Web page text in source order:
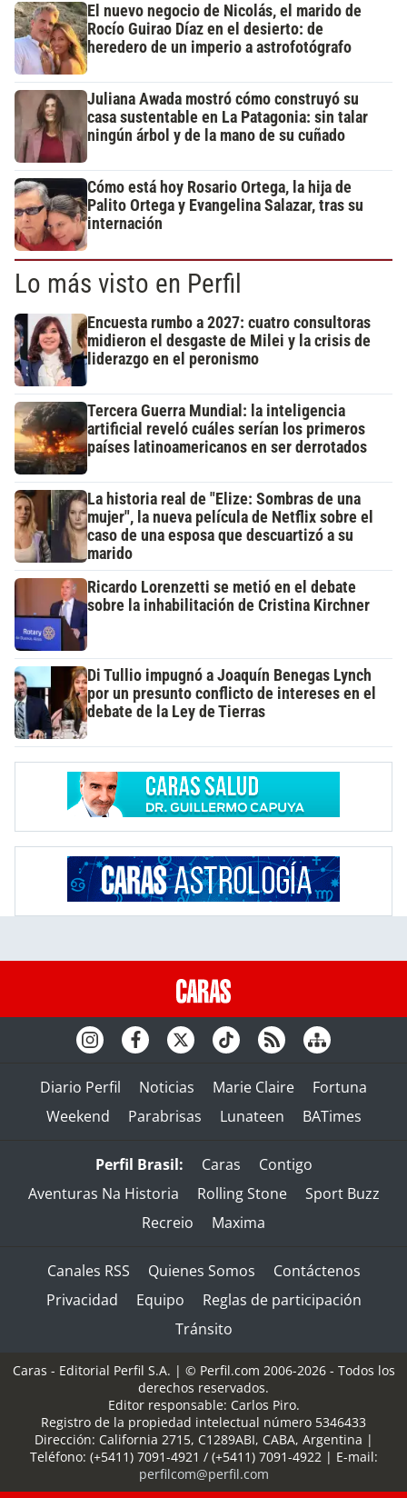
El nuevo negocio de Nicolás, el marido de
Rocío Guirao Díaz en el desierto: de
heredero de un imperio a astrofotógrafo
Juliana Awada mostró cómo construyó su
casa sustentable en La Patagonia: sin talar
ningún árbol y de la mano de su cuñado
Cómo está hoy Rosario Ortega, la hija de
Palito Ortega y Evangelina Salazar, tras su
internación
Lo más visto en Perfil
Encuesta rumbo a 2027: cuatro consultoras
midieron el desgaste de Milei y la crisis de
liderazgo en el peronismo
Tercera Guerra Mundial: la inteligencia
artificial reveló cuáles serían los primeros
países latinoamericanos en ser derrotados
La historia real de "Elize: Sombras de una
mujer", la nueva película de Netflix sobre el
caso de una esposa que descuartizó a su
marido
Ricardo Lorenzetti se metió en el debate
sobre la inhabilitación de Cristina Kirchner
Di Tullio impugnó a Joaquín Benegas Lynch
por un presunto conflicto de intereses en el
debate de la Ley de Tierras
Diario Perfil Noticias Marie Claire
Fortuna
Weekend
Parabrisas Lunateen BATimes
Perfil Brasil: Caras
Contigo
Aventuras Na Historia
Rolling Stone
Sport Buzz
Recreio
Maxima
Canales RSS Quienes Somos
Contáctenos
Privacidad
Equipo
Reglas de participación
Tránsito
Caras - Editorial Perfil S.A. | © Perfil.com 2006-2026 - Todos los
derechos reservados.
Editor responsable: Carlos Piro.
Registro de la propiedad intelectual número 5346433
Dirección: California 2715, C1289ABI, CABA, Argentina |
Teléfono: (+5411) 7091-4921 / (+5411) 7091-4922 | E-mail:
perfilcom@perfil.com